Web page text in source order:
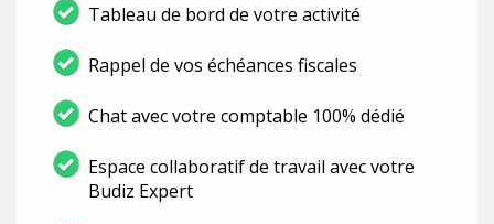
Tableau de bord de votre activité
Rappel de vos échéances fiscales
Chat avec votre comptable 100% dédié
Espace collaboratif de travail avec votre
Budiz Expert